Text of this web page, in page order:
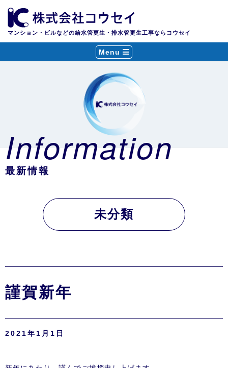
マンション・ビルなどの給水管更生・排水管更生工事ならコウセイ
Menu
Information
最新情報
未分類
謹賀新年
2021年1月1日